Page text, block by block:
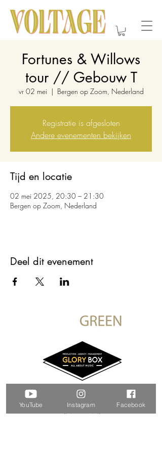
Fortunes & Willows
tour // Gebouw T
vr 02 mei
  |
Bergen op Zoom, Nederland
Registratie is afgesloten
Andere evenementen bekijken
Tijd en locatie
02 mei 2025, 20:30 – 21:30
Bergen op Zoom, Nederland
Deel dit evenement
YouTube Instagram Facebook